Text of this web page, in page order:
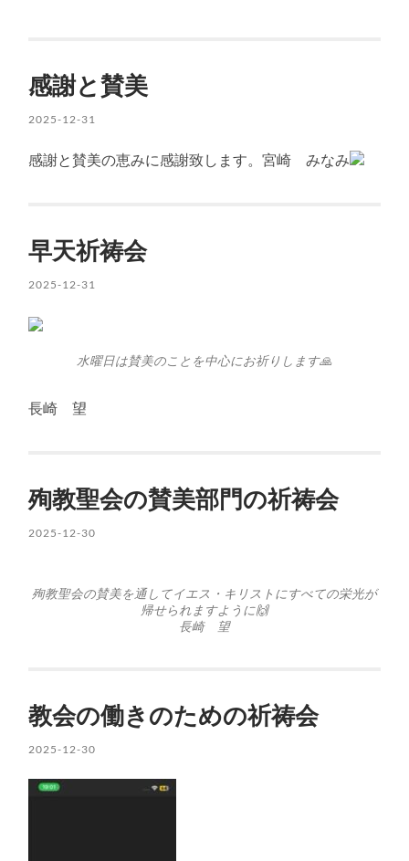
感謝と賛美
2025-12-31
感謝と賛美の恵みに感謝致します。宮崎 みなみ
早天祈祷会
2025-12-31
水曜日は賛美のことを中心にお祈りします🙏
長崎 望
殉教聖会の賛美部門の祈祷会
2025-12-30
殉教聖会の賛美を通してイエス・キリストにすべての栄光が
帰せられますように🙌
長崎 望
教会の働きのための祈祷会
2025-12-30